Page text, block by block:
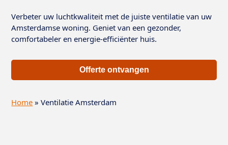
Verbeter uw luchtkwaliteit met de juiste ventilatie van uw
Amsterdamse woning. Geniet van een gezonder,
comfortabeler en energie-efficiënter huis.
Offerte ontvangen
Home »Ventilatie Amsterdam